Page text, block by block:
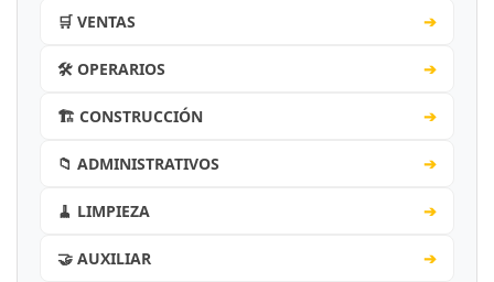
🛒 VENTAS ➔
🛠️ OPERARIOS ➔
🏗️ CONSTRUCCIÓN ➔
📁 ADMINISTRATIVOS ➔
🧹 LIMPIEZA ➔
🤝 AUXILIAR ➔